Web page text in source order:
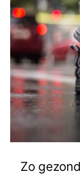
Zo